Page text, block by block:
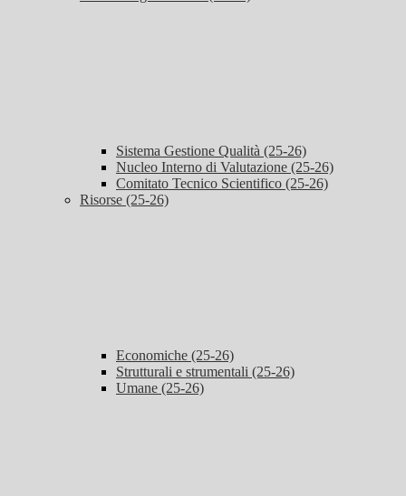
Sistema Gestione Qualità (25-26)
Nucleo Interno di Valutazione (25-26)
Comitato Tecnico Scientifico (25-26)
Risorse (25-26)
Economiche (25-26)
Strutturali e strumentali (25-26)
Umane (25-26)